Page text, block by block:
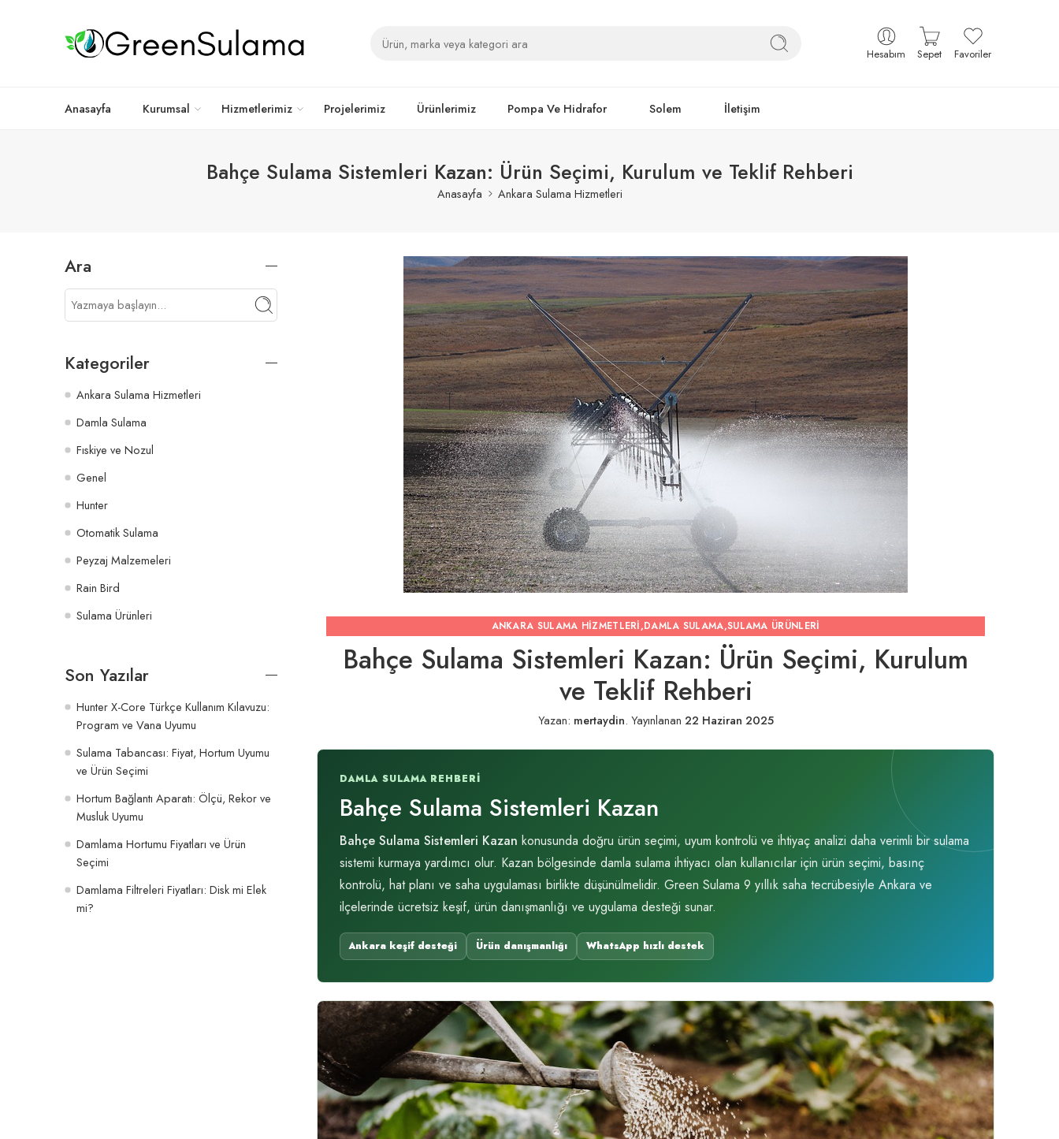
Hesabım Sepet Favoriler
Anasayfa Kurumsal Hizmetlerimiz Projelerimiz Ürünlerimiz Pompa Ve Hidrafor Solem İletişim
Bahçe Sulama Sistemleri Kazan: Ürün Seçimi, Kurulum ve Teklif Rehberi
Anasayfa Ankara Sulama Hizmetleri
ANKARA SULAMA HIZMETLERI,DAMLA SULAMA,SULAMA ÜRÜNLERI
Bahçe Sulama Sistemleri Kazan: Ürün Seçimi, Kurulum
ve Teklif Rehberi
Yazan: mertaydin. Yayınlanan 22 Haziran 2025
DAMLA SULAMA REHBERI
Bahçe Sulama Sistemleri Kazan
Bahçe Sulama Sistemleri Kazan konusunda doğru ürün seçimi, uyum kontrolü ve ihtiyaç analizi daha verimli bir sulama
sistemi kurmaya yardımcı olur. Kazan bölgesinde damla sulama ihtiyacı olan kullanıcılar için ürün seçimi, basınç
kontrolü, hat planı ve saha uygulaması birlikte düşünülmelidir. Green Sulama 9 yıllık saha tecrübesiyle Ankara ve
ilçelerinde ücretsiz keşif, ürün danışmanlığı ve uygulama desteği sunar.
Ankara keşif desteği Ürün danışmanlığı WhatsApp hızlı destek
Ara
Kategoriler
Ankara Sulama Hizmetleri
Damla Sulama
Fıskiye ve Nozul
Genel
Hunter
Otomatik Sulama
Peyzaj Malzemeleri
Rain Bird
Sulama Ürünleri
Son Yazılar
Hunter X-Core Türkçe Kullanım Kılavuzu:
Program ve Vana Uyumu
Sulama Tabancası: Fiyat, Hortum Uyumu
ve Ürün Seçimi
Hortum Bağlantı Aparatı: Ölçü, Rekor ve
Musluk Uyumu
Damlama Hortumu Fiyatları ve Ürün
Seçimi
Damlama Filtreleri Fiyatları: Disk mi Elek
mi?